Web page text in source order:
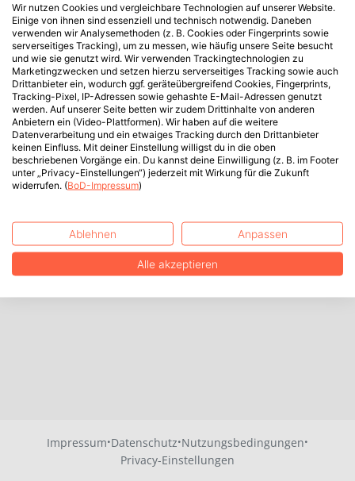
Impressum·Datenschutz·Nutzungsbedingungen·
Privacy-Einstellungen
Wir nutzen Cookies und vergleichbare Technologien auf unserer Website.
Einige von ihnen sind essenziell und technisch notwendig. Daneben
verwenden wir Analysemethoden (z. B. Cookies oder Fingerprints sowie
serverseitiges Tracking), um zu messen, wie häufig unsere Seite besucht
und wie sie genutzt wird. Wir verwenden Trackingtechnologien zu
Marketingzwecken und setzen hierzu serverseitiges Tracking sowie auch
Drittanbieter ein, wodurch ggf. geräteübergreifend Cookies, Fingerprints,
Tracking-Pixel, IP-Adressen sowie gehashte E-Mail-Adressen genutzt
werden. Auf unserer Seite betten wir zudem Drittinhalte von anderen
Anbietern ein (Video-Plattformen). Wir haben auf die weitere
Datenverarbeitung und ein etwaiges Tracking durch den Drittanbieter
keinen Einfluss. Mit deiner Einstellung willigst du in die oben
beschriebenen Vorgänge ein. Du kannst deine Einwilligung (z. B. im Footer
unter „Privacy-Einstellungen“) jederzeit mit Wirkung für die Zukunft
widerrufen. (BoD-Impressum)
Ablehnen Anpassen
Alle akzeptieren